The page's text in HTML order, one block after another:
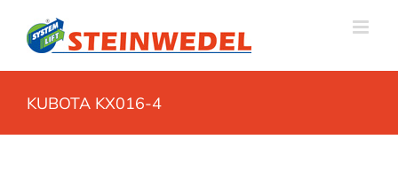
Inhalt
springen
KUBOTA KX016-4